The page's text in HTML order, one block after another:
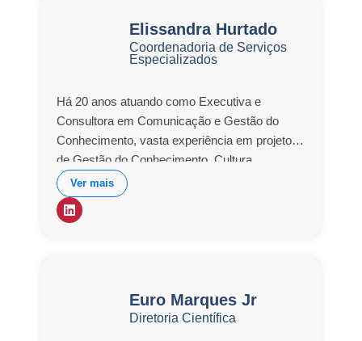
Educacional de Fernandópolis. Gestão do
Conhecimento e Desenvolvimento de
Pessoas, Certificação MPSBr – PRODAM.
Elissandra Hurtado
Coordenadoria de Serviços
Especializados
Há 20 anos atuando como Executiva e
Consultora em Comunicação e Gestão do
Conhecimento, vasta experiência em projetos
de Gestão do Conhecimento, Cultura
Organizacional, Planejamento Estratégico e
Gestão de Mudança. Participou dos projetos
Gestão de Mudança e Comunicação –
Educacional de Fernandópolis. Gestão do
Conhecimento e Desenvolvimento de
Ver mais
Euro Marques Jr
Diretoria Científica